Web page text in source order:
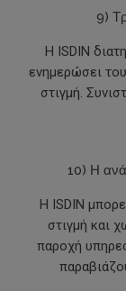
9)
Η ISDIN
ενημερώσει
στιγμή.
10) Η
Η ISDIN
στιγμή και
παροχή